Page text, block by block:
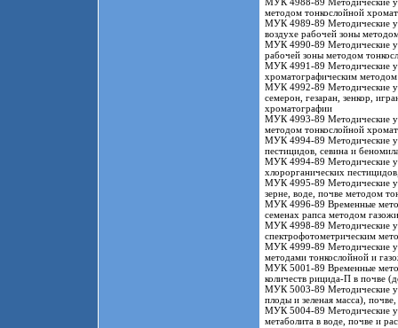
методом тонкослойной
МУК 4989-89 Методические
воздухе рабочей зоны
МУК 4990-89 Методические
рабочей зоны методом
МУК 4991-89 Методические
хроматографическим методом
МУК 4992-89 Методические
семерон, гезаран, зенкор,
хроматографии
МУК 4993-89 Методические
методом тонкослойной
МУК 4994-89 Методические
пестицидов, севина и
МУК 4994-89 Методические
хлорорганических
МУК 4995-89 Методические
зерне, воде, почве методом
МУК 4996-89 Временные
семенах рапса методом
МУК 4998-89 Методические
спектрофотометрическим
МУК 4999-89 Методические
методами тонкослойной и
МУК 5001-89 Временные
количеств рицида-П в почве
МУК 5003-89 Методические
плоды и зеленая масса),
МУК 5004-89 Методические
метаболита в воде, почве и